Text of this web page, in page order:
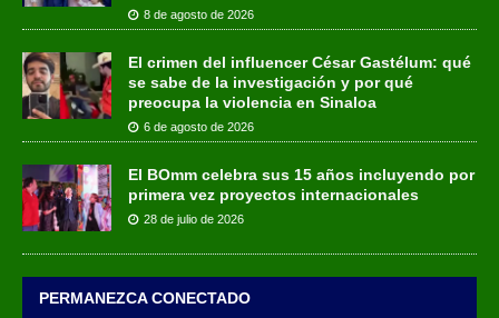
8 de agosto de 2026
El crimen del influencer César Gastélum: qué
se sabe de la investigación y por qué
preocupa la violencia en Sinaloa
6 de agosto de 2026
El BOmm celebra sus 15 años incluyendo por
primera vez proyectos internacionales
28 de julio de 2026
PERMANEZCA CONECTADO